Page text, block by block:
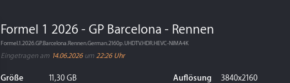
Formel 1 2026 - GP Barcelona - Rennen
Formel.1.2026.GP.Barcelona.Rennen.German.2160p.UHDTV.HDR.HEVC-NIMA4K
Eingetragen am 14.06.2026um 22:26 Uhr
Größe
11,30 GB
Auflösung
3840x2160